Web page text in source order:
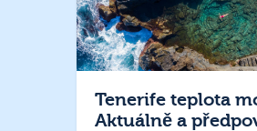
Tenerife teplota
Aktuálně a